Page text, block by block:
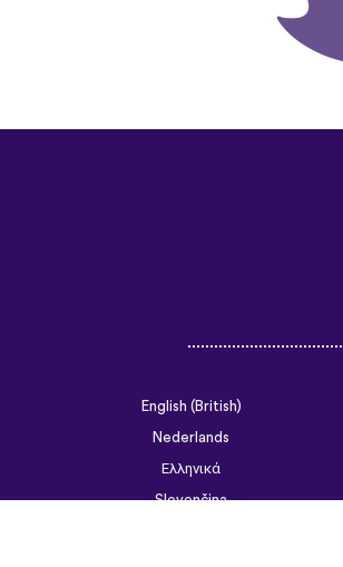
English (British)
Ελληνικά
Slovenčina
ไทย